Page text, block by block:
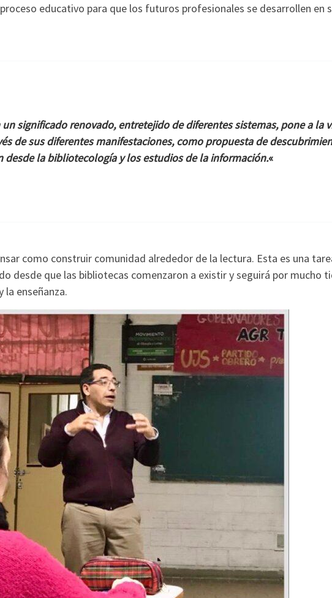
educativo para que los futuros profesionales se desarrollen en
significado renovado, entretejido de diferentes sistemas, pone a la
de sus diferentes manifestaciones, como propuesta de
desde la bibliotecología y los estudios de la información.«
como construir comunidad alrededor de la lectura. Esta es una
desde que las bibliotecas comenzaron a existir y seguirá por mucho
la enseñanza.